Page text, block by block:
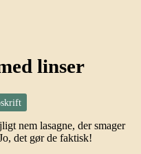
linser
nem lasagne, der smager
det gør de faktisk!